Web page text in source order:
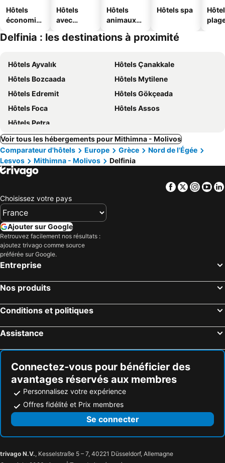
Hôtels
économiq
Hôtels
avec
Hôtels
animaux
Hôtels spa
Delfinia : les destinations à proximité
Hôtels Ayvalık
Hôtels Çanakkale
Hôtels Bozcaada
Hôtels Mytilene
Hôtels Edremit
Hôtels Gökçeada
Hôtels Foca
Hôtels Assos
Hôtels Petra
Voir tous les hébergements pour Mithimna - Molivos
Comparateur d'hôtels
Europe Grèce
Nord de l'Égée
Lesvos
Mithimna - Molivos Delfinia
Facebook
Twitter
Choisissez votre pays
Ajouter sur Google
Retrouvez facilement nos résultats :
ajoutez trivago comme source
préférée sur Google.
Entreprise
Nos produits
Conditions et politiques
Assistance
Connectez-vous pour bénéficier des
avantages réservés aux membres
Personnalisez votre expérience
Offres fidélité et Prix membres
Se connecter
trivago N.V., Kesselstraße 5 – 7, 40221 Düsseldorf, Allemagne